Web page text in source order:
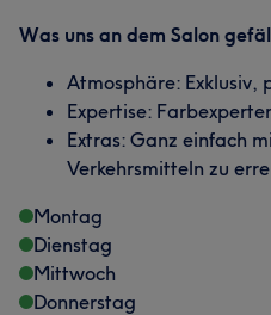
Was uns an dem Salon
Atmosphäre: Exklusiv,
Expertise:
Extras: Ganz einfach
Verkehrsmitteln zu
Montag
Dienstag
Mittwoch
Donnerstag